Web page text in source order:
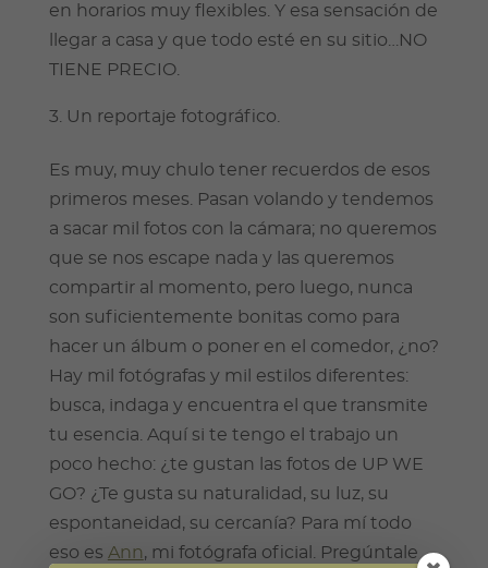
en horarios muy flexibles. Y esa sensación de
llegar a casa y que todo esté en su sitio…NO
TIENE PRECIO.
Un reportaje fotográfico.
Es muy, muy chulo tener recuerdos de esos
primeros meses. Pasan volando y tendemos
a sacar mil fotos con la cámara; no queremos
que se nos escape nada y las queremos
compartir al momento, pero luego, nunca
son suficientemente bonitas como para
hacer un álbum o poner en el comedor, ¿no?
Hay mil fotógrafas y mil estilos diferentes:
busca, indaga y encuentra el que transmite
tu esencia. Aquí si te tengo el trabajo un
poco hecho: ¿te gustan las fotos de UP WE
GO? ¿Te gusta su naturalidad, su luz, su
espontaneidad, su cercanía? Para mí todo
eso es Ann, mi fotógrafa oficial. Pregúntale